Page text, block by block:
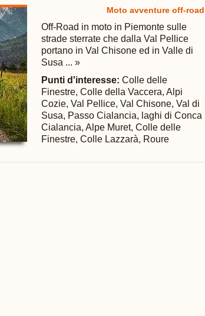
Moto avventure off-road
Off-Road in moto in Piemonte sulle
strade sterrate che dalla Val Pellice
portano in Val Chisone ed in Valle di
Susa ... »
Punti d'interesse: Colle delle
Finestre, Colle della Vaccera, Alpi
Cozie, Val Pellice, Val Chisone, Val di
Susa, Passo Cialancia, laghi di Conca
Cialancia, Alpe Muret, Colle delle
Finestre, Colle Lazzarà, Roure